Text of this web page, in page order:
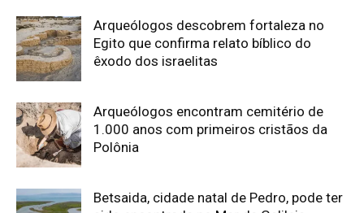
Arqueólogos descobrem fortaleza no
Egito que confirma relato bíblico do
êxodo dos israelitas
Arqueólogos encontram cemitério de
1.000 anos com primeiros cristãos da
Polônia
Betsaida, cidade natal de Pedro, pode ter